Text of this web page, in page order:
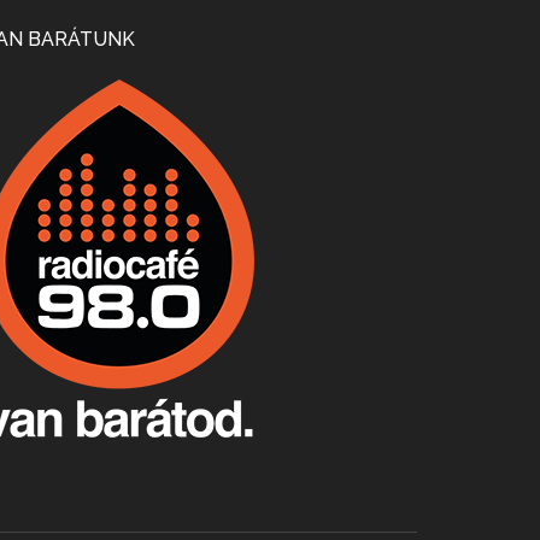
Apr 24, 2026 • 00:38:10
Villány, kékfrankos, Jackfall
Apr 17, 2026 • 00:35:38
Apr 9, 2026 • 00:37:17
BARÁTUNK